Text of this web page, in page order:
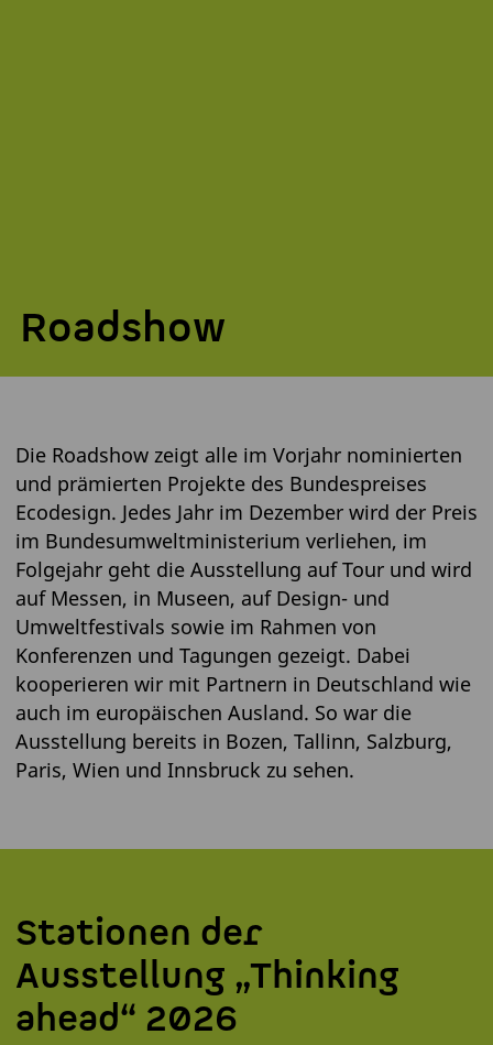
Roadshow
Die Roadshow zeigt alle im Vorjahr nominierten
und prämierten Projekte des Bundespreises
Ecodesign. Jedes Jahr im Dezember wird der Preis
im Bundesumweltministerium verliehen, im
Folgejahr geht die Ausstellung auf Tour und wird
auf Messen, in Museen, auf Design- und
Umweltfestivals sowie im Rahmen von
Konferenzen und Tagungen gezeigt. Dabei
kooperieren wir mit Partnern in Deutschland wie
auch im europäischen Ausland. So war die
Ausstellung bereits in Bozen, Tallinn, Salzburg,
Paris, Wien und Innsbruck zu sehen.
Stationen der
Ausstellung „Thinking
ahead“ 2026